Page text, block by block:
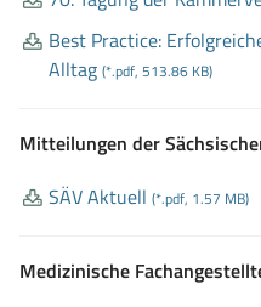
Best Practice:
Alltag (*.pdf, 513.86 KB)
Mitteilungen der
SÄV Aktuell (*.pdf, 1.57 MB)
Medizinische